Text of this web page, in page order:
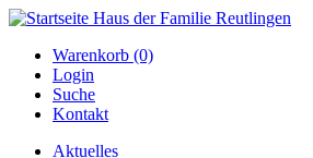
Warenkorb (0)
Login
Suche
Kontakt
Aktuelles